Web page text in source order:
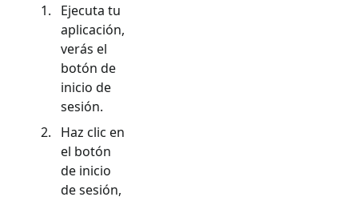
Ejecuta tu
aplicación,
verás el
botón de
inicio de
sesión.
Haz clic en
el botón
de inicio
de sesión,